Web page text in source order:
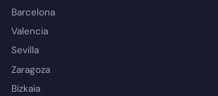
Barcelona
Valencia
Sevilla
Zaragoza
Bizkaia